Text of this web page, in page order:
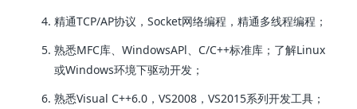
精通TCP/AP协议，Socket网络编程，精通多线程编程；
熟悉MFC库、WindowsAPl、C/C++标准库；了解Linux
或Windows环境下驱动开发；
熟悉Visual C++6.0，VS2008，VS2015系列开发工具；